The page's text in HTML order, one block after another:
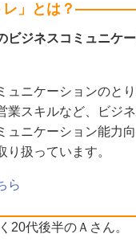
レ」とは？
ビジネスコミュニケ
ュニケーションのと
業スキルなど、ビジ
ュニケーション能力
り扱っています。
ら
20代後半のＡさん。